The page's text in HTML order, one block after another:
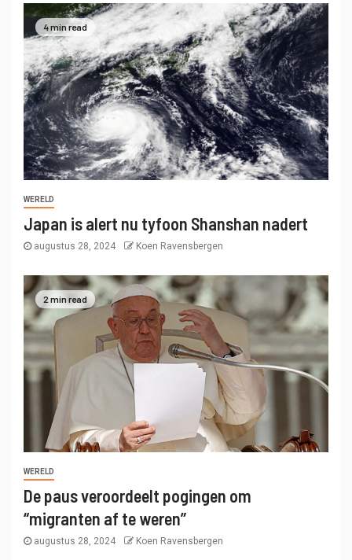
4 min read
WERELD
Japan is alert nu tyfoon Shanshan nadert
augustus 28, 2024 Koen Ravensbergen
2 min read
WERELD
De paus veroordeelt pogingen om
“migranten af ​​te weren”
augustus 28, 2024 Koen Ravensbergen